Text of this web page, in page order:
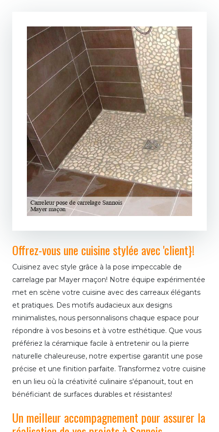
Offrez-vous une cuisine stylée avec 'client}!
Cuisinez avec style grâce à la pose impeccable de
carrelage par Mayer maçon! Notre équipe expérimentée
met en scène votre cuisine avec des carreaux élégants
et pratiques. Des motifs audacieux aux designs
minimalistes, nous personnalisons chaque espace pour
répondre à vos besoins et à votre esthétique. Que vous
préfériez la céramique facile à entretenir ou la pierre
naturelle chaleureuse, notre expertise garantit une pose
précise et une finition parfaite. Transformez votre cuisine
en un lieu où la créativité culinaire s'épanouit, tout en
bénéficiant de surfaces durables et résistantes!
Un meilleur accompagnement pour assurer la